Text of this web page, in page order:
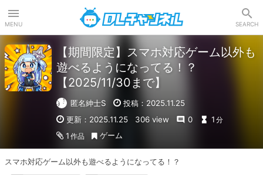
MENU SEARCH
【期間限定】スマホ対応ゲーム以外も
遊べるようになってる！？
【2025/11/30まで】
匿名紳士S
投稿：2025.11.25
更新：2025.11.25
306 view 0 1 分
1 作品 ゲーム
スマホ対応ゲーム以外も遊べるようになってる！？